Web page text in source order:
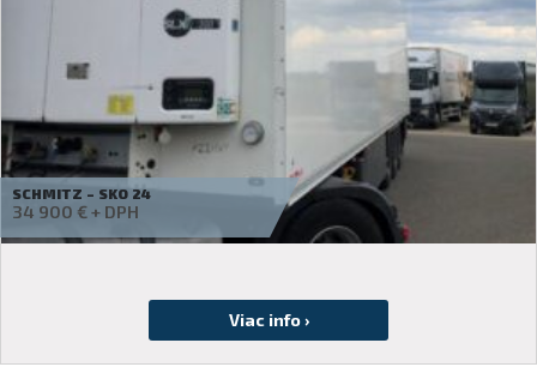
WIELTON – ALUMÍNIUM BILLENCS 25M3
Požiadať o cenovú ponuku